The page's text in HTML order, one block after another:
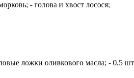
- голова и хвост лосося;
ложки оливкового масла; - 0,5 шт